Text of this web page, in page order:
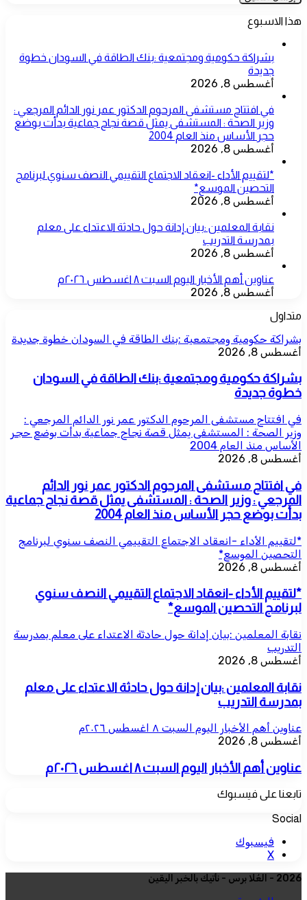
هذا الاسبوع
بشراكة حكومية ومجتمعية :بنك الطاقة في السودان خطوة
جديدة
أغسطس 8, 2026
في افتتاح مستشفى المرحوم الدكتور عمر نور الدائم المرجعي :
وزير الصحة : المستشفى يمثل قصة نجاح جماعية بدأت بوضع
حجر الأساس منذ العام 2004
أغسطس 8, 2026
*لتقييم الأداء -انعقاد الاجتماع التقييمي النصف سنوي لبرنامج
التحصين الموسع*
أغسطس 8, 2026
نقابة المعلمين :بيان إدانة حول حادثة الاعتداء على معلم
بمدرسة التدريب
أغسطس 8, 2026
عناوين أهم الأخبار اليوم السبت ٨ اغسطس ٢٠٢٦م
أغسطس 8, 2026
متداول
بشراكة حكومية ومجتمعية :بنك الطاقة في السودان خطوة جديدة
أغسطس 8, 2026
بشراكة حكومية ومجتمعية :بنك الطاقة في السودان
خطوة جديدة
في افتتاح مستشفى المرحوم الدكتور عمر نور الدائم المرجعي :
وزير الصحة : المستشفى يمثل قصة نجاح جماعية بدأت بوضع حجر
الأساس منذ العام 2004
أغسطس 8, 2026
في افتتاح مستشفى المرحوم الدكتور عمر نور الدائم
المرجعي : وزير الصحة : المستشفى يمثل قصة نجاح جماعية
بدأت بوضع حجر الأساس منذ العام 2004
*لتقييم الأداء -انعقاد الاجتماع التقييمي النصف سنوي لبرنامج
التحصين الموسع*
أغسطس 8, 2026
*لتقييم الأداء -انعقاد الاجتماع التقييمي النصف سنوي
لبرنامج التحصين الموسع*
نقابة المعلمين :بيان إدانة حول حادثة الاعتداء على معلم بمدرسة
التدريب
أغسطس 8, 2026
نقابة المعلمين :بيان إدانة حول حادثة الاعتداء على معلم
بمدرسة التدريب
عناوين أهم الأخبار اليوم السبت ٨ اغسطس ٢٠٢٦م
أغسطس 8, 2026
عناوين أهم الأخبار اليوم السبت ٨ اغسطس ٢٠٢٦م
تابعنا على فيسبوك
Social
فيسبوك
‫X
2026 - العُلا برس - نأتيك بالخبر اليقين